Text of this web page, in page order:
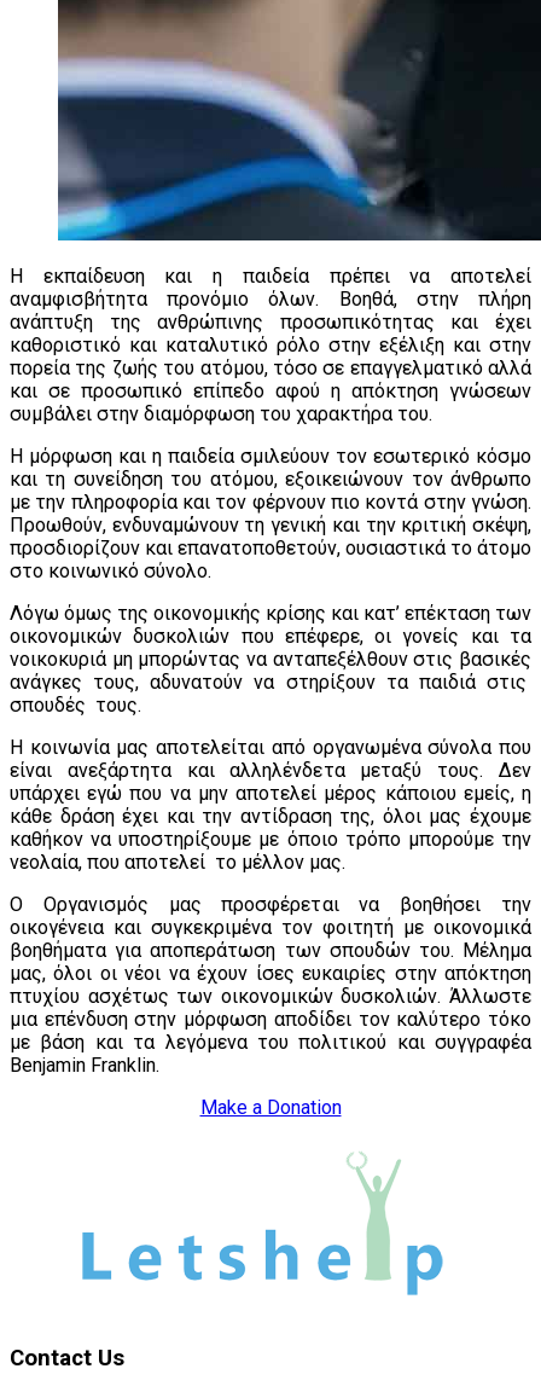
Η εκπαίδευση και η παιδεία πρέπει να αποτελεί
αναμφισβήτητα προνόμιο όλων. Βοηθά, στην πλήρη
ανάπτυξη της ανθρώπινης προσωπικότητας και έχει
καθοριστικό και καταλυτικό ρόλο στην εξέλιξη και στην
πορεία της ζωής του ατόμου, τόσο σε επαγγελματικό αλλά
και σε προσωπικό επίπεδο αφού η απόκτηση γνώσεων
συμβάλει στην διαμόρφωση του χαρακτήρα του.
Η μόρφωση και η παιδεία σμιλεύουν τον εσωτερικό κόσμο
και τη συνείδηση του ατόμου, εξοικειώνουν τον άνθρωπο
με την πληροφορίακαι τον φέρνουν πιο κοντά στηνγνώση.
Προωθούν, ενδυναμώνουν τηγενική και την κριτική σκέψη,
προσδιορίζουν και επανατοποθετούν, ουσιαστικά το άτομο
στο κοινωνικό σύνολο.
Λόγω όμως της οικονομικής κρίσης και κατ’ επέκταση των
οικονομικών δυσκολιών που επέφερε, οι γονείς και τα
νοικοκυριά μη μπορώντας να ανταπεξέλθουν στις βασικές
ανάγκες τους, αδυνατούν να στηρίξουν τα παιδιά στις
σπουδές τους.
Η κοινωνία μας αποτελείται από οργανωμένα σύνολα που
είναι ανεξάρτητα και αλληλένδετα μεταξύ τους. Δεν
υπάρχει εγώ που να μην αποτελεί μέρος κάποιου εμείς, η
κάθε δράση έχει και την αντίδραση της, όλοι μας έχουμε
καθήκον να υποστηρίξουμε με όποιο τρόπο μπορούμε την
νεολαία, που αποτελεί το μέλλον μας.
Ο Οργανισμός μας προσφέρεται να βοηθήσει την
οικογένεια και συγκεκριμένα τον φοιτητή με οικονομικά
βοηθήματα για αποπεράτωση των σπουδών του. Μέλημα
μας, όλοι οι νέοι να έχουν ίσες ευκαιρίες στην απόκτηση
πτυχίου ασχέτως των οικονομικών δυσκολιών. Άλλωστε
μια επένδυση στην μόρφωση αποδίδει τον καλύτερο τόκο
με βάση και τα λεγόμενα του πολιτικού και συγγραφέα
Benjamin Franklin.
Make a Donation
Contact Us